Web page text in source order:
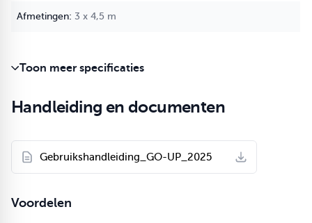
Compact verpakt voor eenvoudig transport
Grizzly Outdoor en maak van elk evenement een succes!
3 x 4,5 m
Toon meer specificaties
Handleiding en documenten
Gebruikshandleiding_GO-UP_2025
Voordelen